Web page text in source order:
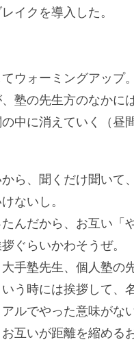
イクを導入した。
ウォーミングアップ。
塾の先生方のなかに
中に消えていく（昼
ら、聞くだけ聞いて
ないし。
んだから、お互い「
ぐらいかわそうぜ。
手塾先生、個人塾の
う時には挨拶して、
ルでやった意味がない
互いが距離を縮める